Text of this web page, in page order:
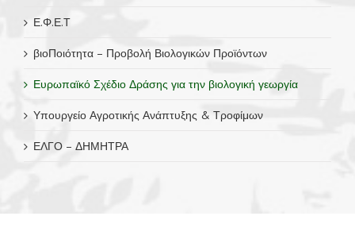
Ε.Φ.Ε.Τ
βιοΠοιότητα – Προβολή Βιολογικών Προϊόντων
Ευρωπαϊκό Σχέδιο Δράσης για την βιολογική γεωργία
Υπουργείο Αγροτικής Ανάπτυξης & Τροφίμων
ΕΛΓΟ – ΔΗΜΗΤΡΑ